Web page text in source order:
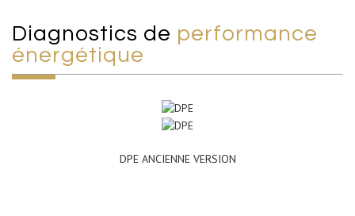
diagnostics de performance
énergétique
DPE ANCIENNE VERSION